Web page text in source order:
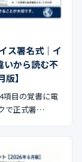
ス署名式｜イ
いから読む不
】
項目の覚書に電
で正式署…